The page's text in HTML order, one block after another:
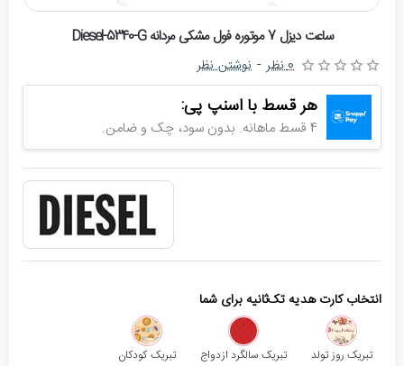
اتمام موجودی
ساعت دیزل 7 موتوره فول مشکی مردانه Diesel-5340-G
هر قسط با اسنپ پی:
4 قسط ماهانه. بدون سود، چک و ضامن.
0 نظر - نوشتن نظر
انتخاب کارت هدیه تک‌ثانیه برای شما
تبریک روز تولد تبریک سالگرد ازدواج تبریک کودکان